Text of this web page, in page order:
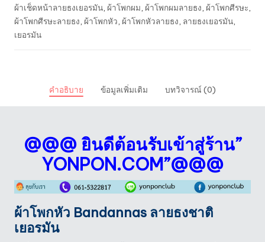
ผ้าเช็ดหน้าลายธงเยอรมัน, ผ้าโพกผม, ผ้าโพกผมลายธง, ผ้าโพกศีรษะ,
ผ้าโพกศีรษะลายธง, ผ้าโพกหัว, ผ้าโพกหัวลายธง, ลายธงเยอรมัน,
เยอรมัน
คำอธิบาย ข้อมูลเพิ่มเติม บทวิจารณ์ (0)
@@@ ยินดีต้อนรับเข้าสู่ร้าน”
YONPON.COM”@@@
ผ้าโพกหัว Bandannas ลายธงชาติ
เยอรมัน